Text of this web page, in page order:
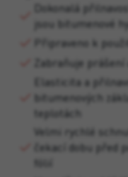
Dokonalá
jsou bitumenové
Připraveno k použití
Zabraňuje
Elasticita a
bitumenových
teplotách
Velmi rychlé
čekací dobu před